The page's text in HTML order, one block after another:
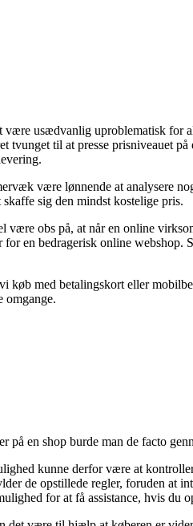
være usædvanlig uproblematisk for
tvunget til at presse prisniveauet
være lønnende at analysere
sig den mindst kostelige pris.
være obs på, at når en online
en bedragerisk online webshop.
køb med betalingskort eller
omgange.
på en shop burde man de facto
kunne derfor være at
de opstillede regler, foruden at
for at få assistance, hvis du